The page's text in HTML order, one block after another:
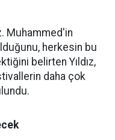
Muhammed'in
herkesin bu
belirten Yıldız,
daha çok